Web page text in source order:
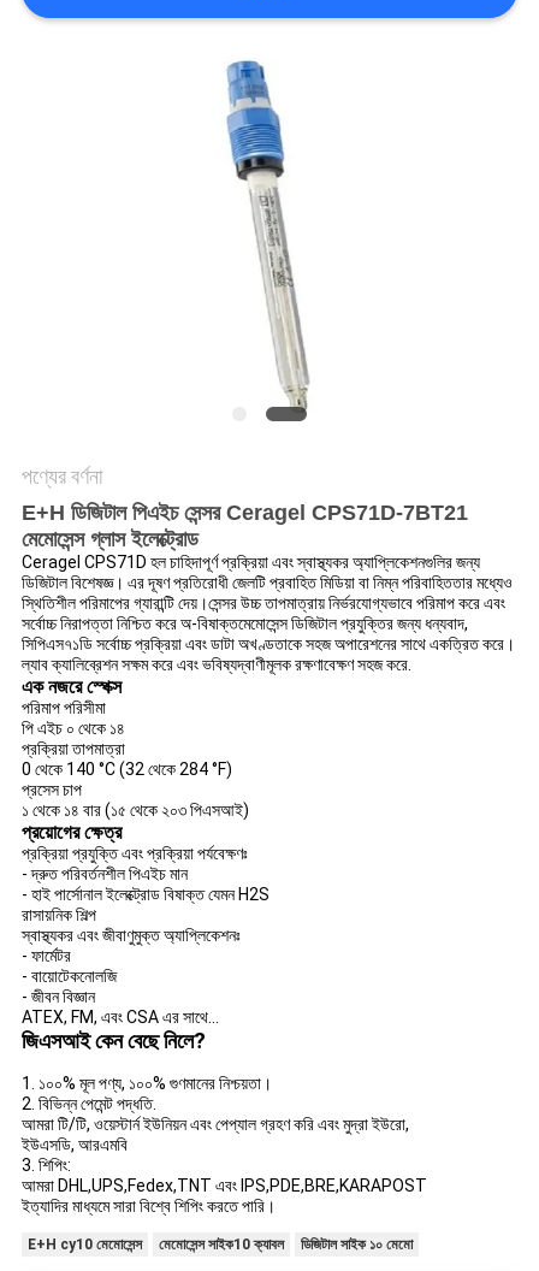
উদ্ধৃতির
পণ্যের বর্ণনা
E+H ডিজিটাল পিএইচ সেন্সর Ceragel CPS71D-7BT21
মেমোসেন্স গ্লাস ইলেক্ট্রোড
Ceragel CPS71D হল চাহিদাপূর্ণ প্রক্রিয়া এবং স্বাস্থ্যকর অ্যাপ্লিকেশনগুলির জন্য
ডিজিটাল বিশেষজ্ঞ। এর দূষণ প্রতিরোধী জেলটি প্রবাহিত মিডিয়া বা নিম্ন পরিবাহিততার মধ্যেও
স্থিতিশীল পরিমাপের গ্যারান্টি দেয়।সেন্সর উচ্চ তাপমাত্রায় নির্ভরযোগ্যভাবে পরিমাপ করে এবং
সর্বোচ্চ নিরাপত্তা নিশ্চিত করে অ-বিষাক্তমেমোসেন্স ডিজিটাল প্রযুক্তির জন্য ধন্যবাদ,
সিপিএস৭১ডি সর্বোচ্চ প্রক্রিয়া এবং ডাটা অখণ্ডতাকে সহজ অপারেশনের সাথে একত্রিত করে।
ল্যাব ক্যালিব্রেশন সক্ষম করে এবং ভবিষ্যদ্বাণীমূলক রক্ষণাবেক্ষণ সহজ করে.
এক নজরে স্পেক্স
পরিমাপ পরিসীমা
পি এইচ ০ থেকে ১৪
প্রক্রিয়া তাপমাত্রা
0 থেকে 140 °C (32 থেকে 284 °F)
প্রসেস চাপ
১ থেকে ১৪ বার (১৫ থেকে ২০৩ পিএসআই)
প্রয়োগের ক্ষেত্র
প্রক্রিয়া প্রযুক্তি এবং প্রক্রিয়া পর্যবেক্ষণঃ
- দ্রুত পরিবর্তনশীল পিএইচ মান
- হাই পার্সোনাল ইলেক্ট্রোড বিষাক্ত যেমন H2S
রাসায়নিক শিল্প
স্বাস্থ্যকর এবং জীবাণুমুক্ত অ্যাপ্লিকেশনঃ
- ফার্মেটর
- বায়োটেকনোলজি
- জীবন বিজ্ঞান
ATEX, FM, এবং CSA এর সাথে...
জিএসআই কেন বেছে নিলে?
1. ১০০% মূল পণ্য, ১০০% গুণমানের নিশ্চয়তা।
2. বিভিন্ন পেমেন্ট পদ্ধতি.
আমরা টি/টি, ওয়েস্টার্ন ইউনিয়ন এবং পেপ্যাল গ্রহণ করি এবং মুদ্রা ইউরো,
ইউএসডি, আরএমবি
3. শিপিং:
আমরা DHL,UPS,Fedex,TNT এবং IPS,PDE,BRE,KARAPOST
ইত্যাদির মাধ্যমে সারা বিশ্বে শিপিং করতে পারি।
E+H cy10 মেমোসেন্স মেমোসেন্স সাইক10 ক্যাবল ডিজিটাল সাইক ১০ মেমো